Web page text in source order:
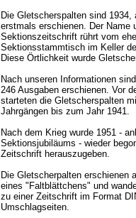
Die Gletscherspalten sind 1934,
erstmals erschienen. Der Name
Sektionszeitschrift rührt vom
Sektionsstammtisch im Keller
Diese Örtlichkeit wurde
Nach unseren Informationen
246 Ausgaben erschienen. Vor
starteten die Gletscherspalten
Jahrgängen bis zum Jahr 1941.
Nach dem Krieg wurde 1951 -
Sektionsjubiläums - wieder
Zeitschrift herauszugeben.
Die Gletscherpalten erschienen
eines "Faltblättchens" und
zu einer Zeitschrift im Format
Umschlagseiten.